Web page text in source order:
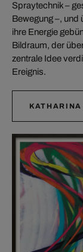
Spraytechnik –
Bewegung –, und
ihre Energie
Bildraum, der
zentrale Idee
Ereignis.
KATHARINA